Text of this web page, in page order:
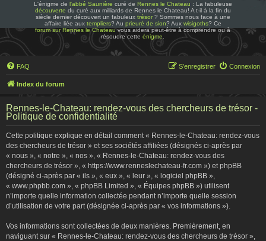
L'énigme de l'abbé Saunière curé de Rennes le Chateau : La fabuleuse
découverte du curé aux milliards de Rennes le Chateau! A t-il à la fin du
siècle dernier découvert un fabuleux trésor? Sommes nous face à une
affaire liée aux templiers? Au prieuré de sion? Aux wisigoths? Ce
forum sur Rennes le Chateauvous aidera peut-être à comprendre ou à
résoudre cetteénigme
FAQ Connexion
S’enregistrer
Index du forum
Rennes-le-Chateau: rendez-vous des chercheurs de trésor -
Politique de confidentialité
Cette politique explique en détail comment « Rennes-le-Chateau: rendez-vous
des chercheurs de trésor » et ses sociétés affiliées (désignés ci-après par
« nous », « notre », « nos », « Rennes-le-Chateau: rendez-vous des
chercheurs de trésor », « https://www.renneslechateau-fr.com ») et phpBB
(désigné ci-après par « ils », « eux », « leur », « logiciel phpBB »,
« www.phpbb.com », « phpBB Limited », « Équipes phpBB ») utilisent
n’importe quelle information collectée pendant n’importe quelle session
d’utilisation de votre part (désignée ci-après par « vos informations »).
Vos informations sont collectées de deux manières. Premièrement, en
naviguant sur « Rennes-le-Chateau: rendez-vous des chercheurs de trésor »,